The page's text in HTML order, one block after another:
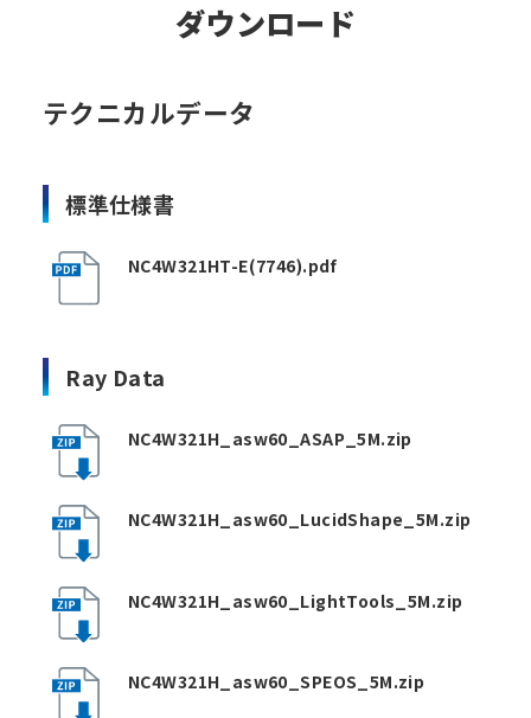
ダウンロード
テクニカルデータ
標準仕様書
NC4W321HT-E(7746).pdf
Ray Data
NC4W321H_asw60_ASAP_5M.zip
NC4W321H_asw60_LucidShape_5M.zip
NC4W321H_asw60_LightTools_5M.zip
NC4W321H_asw60_SPEOS_5M.zip